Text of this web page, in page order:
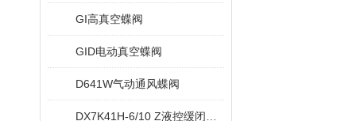
GI高真空蝶阀
GID电动真空蝶阀
D641W气动通风蝶阀